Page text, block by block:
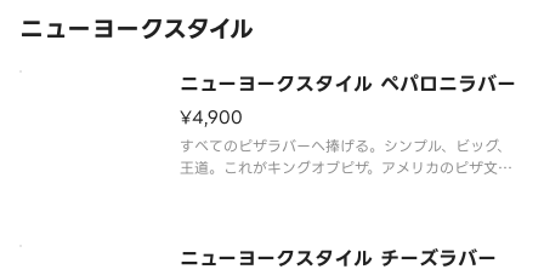
ニューヨークスタイル
ニューヨークスタイル ペパロニラバー
¥4,900
すべてのピザラバーへ捧げる。シンプル、ビッグ、
王道。これがキングオブピザ。アメリカのピザ文化
ニューヨークスタイル チーズラバー